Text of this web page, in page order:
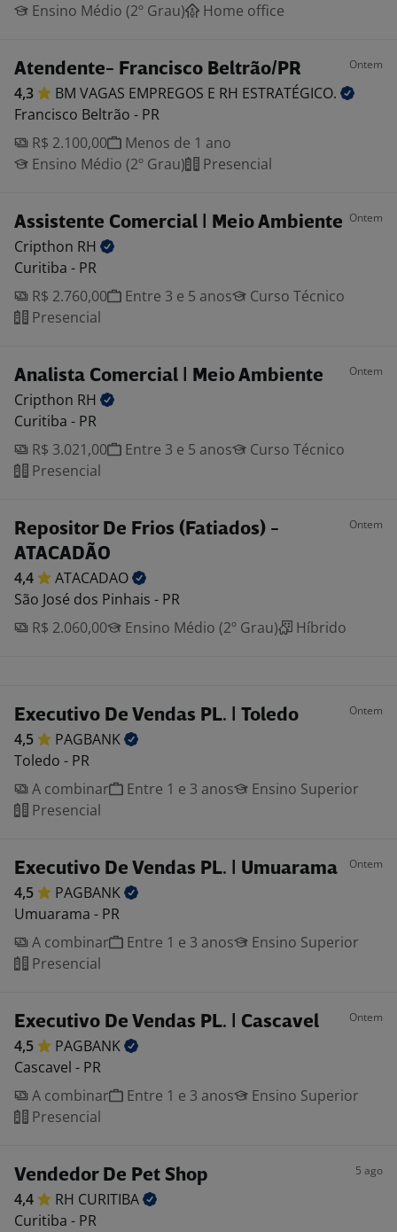
Ensino Médio (2º Grau)
Home office
Atendente- Francisco Beltrão/PR Ontem
4,3 BM VAGAS EMPREGOS E RH ESTRATÉGICO.
Francisco Beltrão - PR
R$ 2.100,00
Menos de 1 ano
Ensino Médio (2º Grau)
Presencial
Assistente Comercial | Meio Ambiente Ontem
Cripthon RH
Curitiba - PR
R$ 2.760,00
Entre 3 e 5 anos
Curso Técnico
Presencial
Analista Comercial | Meio Ambiente Ontem
Cripthon RH
Curitiba - PR
R$ 3.021,00
Entre 3 e 5 anos
Curso Técnico
Presencial
Repositor De Frios (Fatiados) -
ATACADÃO
Ontem
4,4
ATACADAO
São José dos Pinhais - PR
R$ 2.060,00
Ensino Médio (2º Grau) Híbrido
Executivo De Vendas PL. | Toledo Ontem
4,5
PAGBANK
Toledo - PR
A combinar
Entre 1 e 3 anos
Ensino Superior
Presencial
Executivo De Vendas PL. | Umuarama Ontem
4,5
PAGBANK
Umuarama - PR
A combinar
Entre 1 e 3 anos
Ensino Superior
Presencial
Executivo De Vendas PL. | Cascavel Ontem
4,5
PAGBANK
Cascavel - PR
A combinar
Entre 1 e 3 anos
Ensino Superior
Presencial
Vendedor De Pet Shop 5 ago
4,4 RH CURITIBA
Curitiba - PR